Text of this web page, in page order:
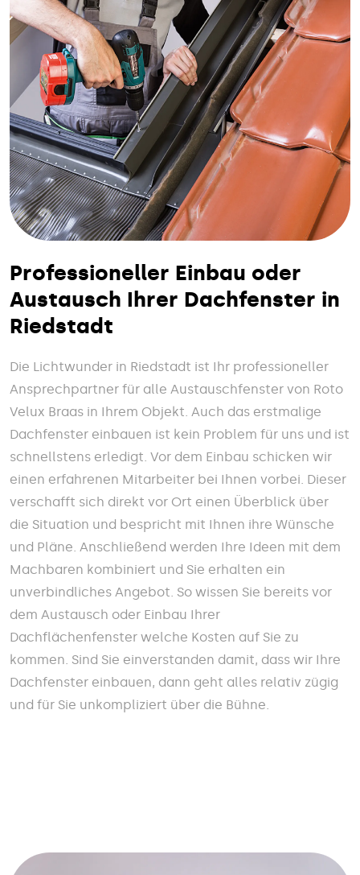
Professioneller Einbau oder
Austausch Ihrer Dachfenster in
Riedstadt
Die Lichtwunder in Riedstadt ist Ihr professioneller
Ansprechpartner für alle Austauschfenster von Roto
Velux Braas in Ihrem Objekt. Auch das erstmalige
Dachfenster einbauen ist kein Problem für uns und ist
schnellstens erledigt. Vor dem Einbau schicken wir
einen erfahrenen Mitarbeiter bei Ihnen vorbei. Dieser
verschafft sich direkt vor Ort einen Überblick über
die Situation und bespricht mit Ihnen ihre Wünsche
und Pläne. Anschließend werden Ihre Ideen mit dem
Machbaren kombiniert und Sie erhalten ein
unverbindliches Angebot. So wissen Sie bereits vor
dem Austausch oder Einbau Ihrer
Dachflächenfenster welche Kosten auf Sie zu
kommen. Sind Sie einverstanden damit, dass wir Ihre
Dachfenster einbauen, dann geht alles relativ zügig
und für Sie unkompliziert über die Bühne.